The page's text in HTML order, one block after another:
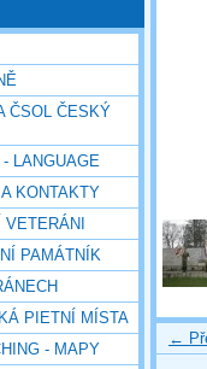
ČSOL ČESKÝ
LANGUAGE
KONTAKTY
PAMÁTNÍK
PIETNÍ MÍSTA
- MAPY
←